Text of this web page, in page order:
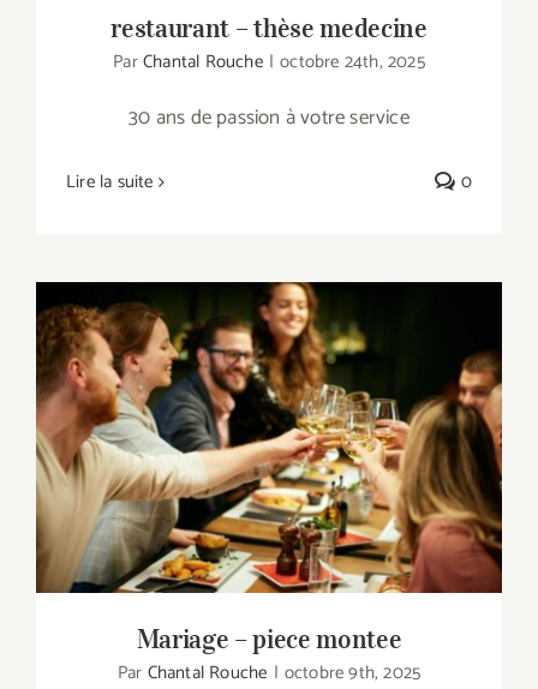
restaurant – thèse medecine
ParChantal Rouche | octobre 24th, 2025
30 ans de passion à votre service
Lire la suite 0
Mariage – piece montee
Mariage – piece montee
Par Chantal Rouche | octobre 9th, 2025